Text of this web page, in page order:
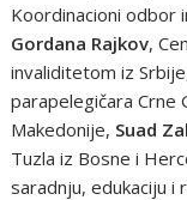
Koordinacioni odbor
Gordana Rajkov,
invaliditetom iz
parapelegičara Crne
Makedonije, Suad
Tuzla iz Bosne i
saradnju, edukaciju i